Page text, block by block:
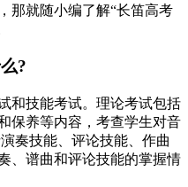
那就随小编了解“长笛高考
?
和技能考试。理论考试包括
保养等内容，考查学生对音
奏技能、评论技能、作曲
、谱曲和评论技能的掌握情